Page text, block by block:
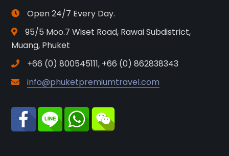
Open 24/7 Every Day.
95/5 Moo.7 Wiset Road, Rawai Subdistrict,
Muang, Phuket
+66 (0) 800545111, +66 (0) 862838343
info@phuketpremiumtravel.com